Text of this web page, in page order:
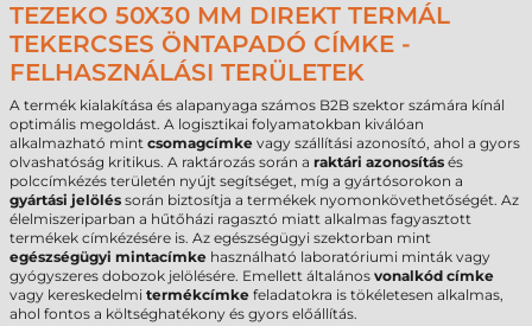
TEZEKO 50X30 MM DIREKT TERMÁL
TEKERCSES ÖNTAPADÓ CÍMKE -
FELHASZNÁLÁSI TERÜLETEK
A termék kialakítása és alapanyaga számos B2B szektor számára kínál
optimális megoldást. A logisztikai folyamatokban kiválóan
alkalmazható mint csomagcímke vagy szállítási azonosító, ahol a gyors
olvashatóság kritikus. A raktározás során a raktári azonosítás és
polccímkézés területén nyújt segítséget, míg a gyártósorokon a
gyártási jelölés során biztosítja a termékek nyomonkövethetőségét. Az
élelmiszeriparban a hűtőházi ragasztó miatt alkalmas fagyasztott
termékek címkézésére is. Az egészségügyi szektorban mint
egészségügyi mintacímke használható laboratóriumi minták vagy
gyógyszeres dobozok jelölésére. Emellett általános vonalkód címke
vagy kereskedelmi termékcímke feladatokra is tökéletesen alkalmas,
ahol fontos a költséghatékony és gyors előállítás.